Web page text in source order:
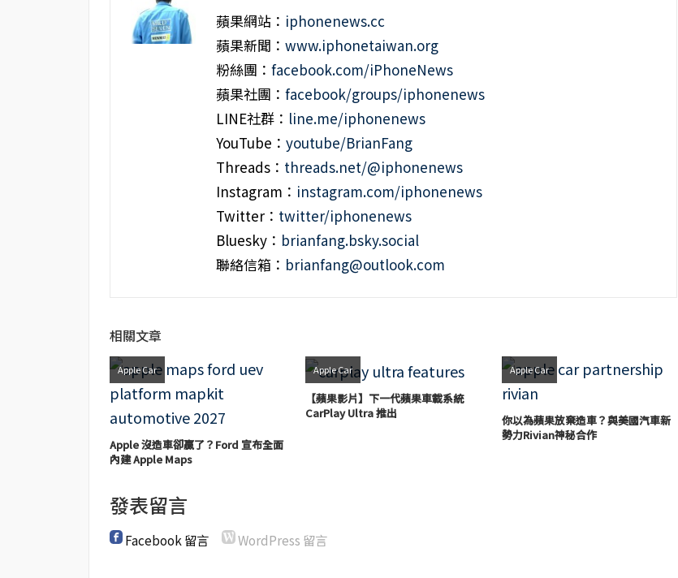
蘋果網站： iphonenews.cc
蘋果新聞： www.iphonetaiwan.org
粉絲團： facebook.com/iPhoneNews
蘋果社團： facebook/groups/iphonenews
LINE社群： line.me/iphonenews
YouTube： youtube/BrianFang
Threads： threads.net/@iphonenews
Instagram： instagram.com/iphonenews
Twitter： twitter/iphonenews
Bluesky： brianfang.bsky.social
聯絡信箱： brianfang@outlook.com
相關文章
Apple Car
Apple 沒造車卻贏了？Ford 宣布全面
內建 Apple Maps
Apple Car
【蘋果影片】下一代蘋果車載系統
CarPlay Ultra 推出
Apple Car
你以為蘋果放棄造車？與美國汽車新
勢力Rivian神秘合作
發表留言
Facebook 留言 WordPress 留言